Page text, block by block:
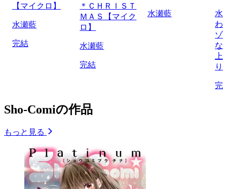
【マイクロ】
水瀬藍
完結
＊ＣＨＲＩＳＴ
ＭＡＳ【マイク
ロ】
水瀬藍
完結
水瀬藍
水
わ
ゾ
な
り
完
Sho-Comiの作品
もっと見る